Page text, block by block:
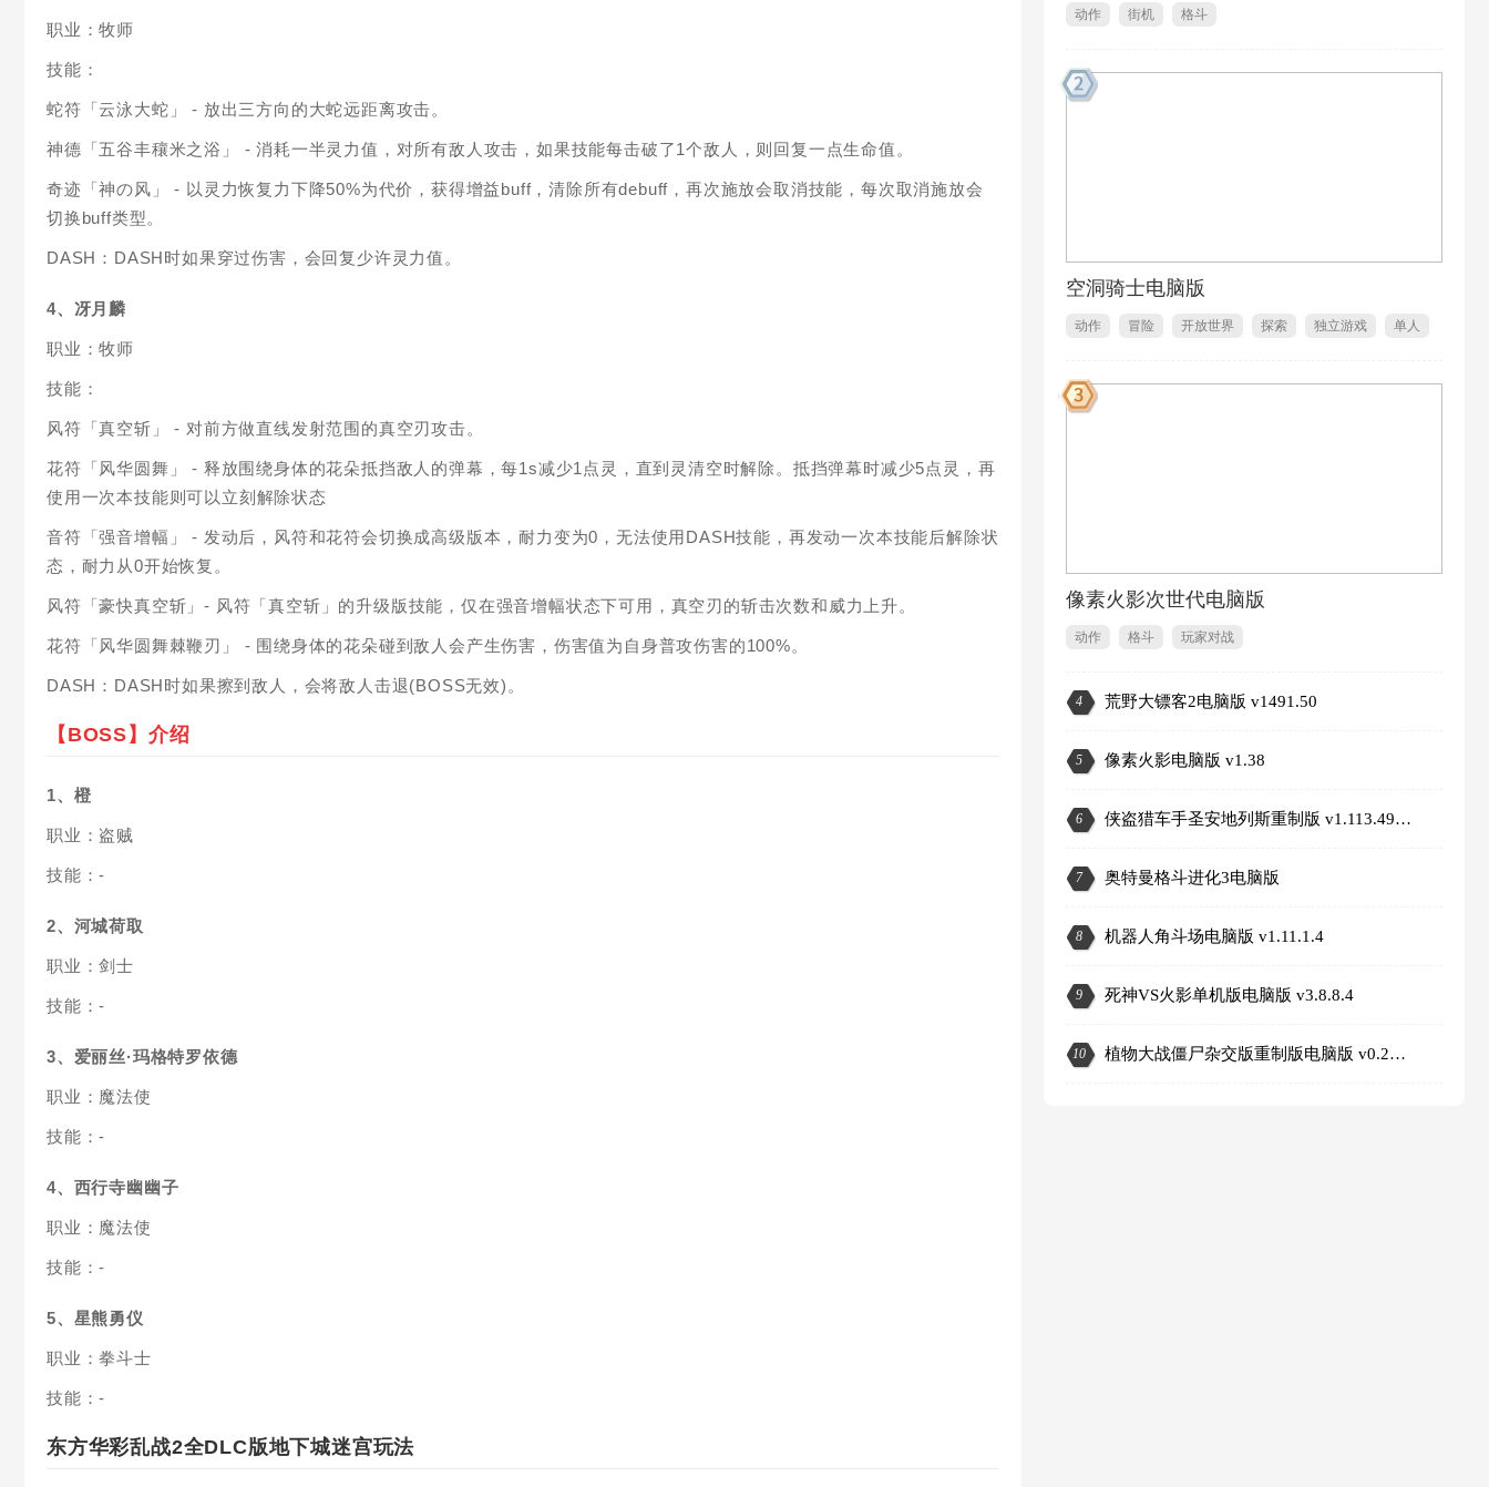
职业：牧师
技能：
蛇符「云泳大蛇」 - 放出三方向的大蛇远距离攻击。
神德「五谷丰穰米之浴」 - 消耗一半灵力值，对所有敌人攻击，如果技能每击破了1个敌人，则回复一点生命值。
奇迹「神の风」 - 以灵力恢复力下降50%为代价，获得增益buff，清除所有debuff，再次施放会取消技能，每次取消施放会
切换buff类型。
DASH：DASH时如果穿过伤害，会回复少许灵力值。
4、冴月麟
职业：牧师
技能：
风符「真空斩」 - 对前方做直线发射范围的真空刃攻击。
花符「风华圆舞」 - 释放围绕身体的花朵抵挡敌人的弹幕，每1s减少1点灵，直到灵清空时解除。抵挡弹幕时减少5点灵，再
使用一次本技能则可以立刻解除状态
音符「强音增幅」 - 发动后，风符和花符会切换成高级版本，耐力变为0，无法使用DASH技能，再发动一次本技能后解除状
态，耐力从0开始恢复。
风符「豪快真空斩」- 风符「真空斩」的升级版技能，仅在强音增幅状态下可用，真空刃的斩击次数和威力上升。
花符「风华圆舞棘鞭刃」 - 围绕身体的花朵碰到敌人会产生伤害，伤害值为自身普攻伤害的100%。
DASH：DASH时如果擦到敌人，会将敌人击退(BOSS无效)。
【BOSS】介绍
1、橙
职业：盗贼
技能：-
2、河城荷取
职业：剑士
技能：-
3、爱丽丝·玛格特罗依德
职业：魔法使
技能：-
4、西行寺幽幽子
职业：魔法使
技能：-
5、星熊勇仪
职业：拳斗士
技能：-
东方华彩乱战2全DLC版地下城迷宫玩法
1
动作 街机 格斗
空洞骑士电脑版
动作 冒险 开放世界 探索 独立游戏 单人
像素火影次世代电脑版
动作 格斗 玩家对战
4 荒野大镖客2电脑版 v1491.50
5 像素火影电脑版 v1.38
6 侠盗猎车手圣安地列斯重制版 v1.113.49697469
7 奥特曼格斗进化3电脑版
8 机器人角斗场电脑版 v1.11.1.4
9 死神VS火影单机版电脑版 v3.8.8.4
10 植物大战僵尸杂交版重制版电脑版 v0.25.5.0